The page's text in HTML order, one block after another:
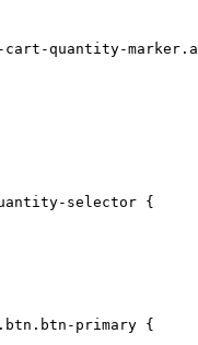
cart-quantity-
selector {
primary {